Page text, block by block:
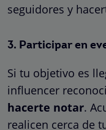
seguidores y
3. Participar en
Si tu objetivo es
influencer
hacerte notar.
realicen cerca de